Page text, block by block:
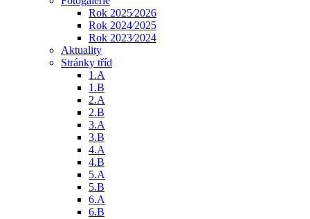
Rok 2025⁄2026
Rok 2024⁄2025
Rok 2023⁄2024
Aktuality
Stránky tříd
1.A
1.B
2.A
2.B
3.A
3.B
4.A
4.B
5.A
5.B
6.A
6.B